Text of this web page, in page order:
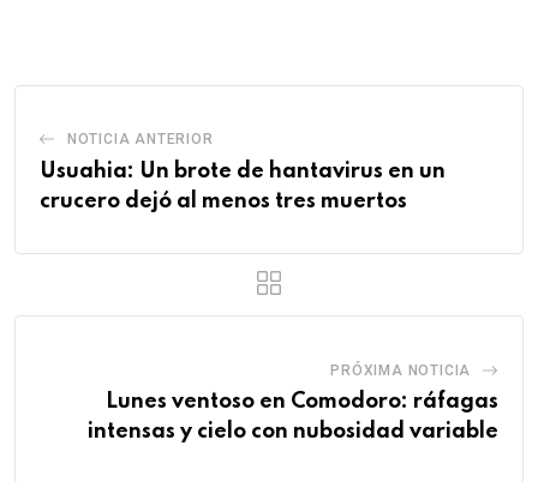
NOTICIA ANTERIOR
Usuahia: Un brote de hantavirus en un
crucero dejó al menos tres muertos
PRÓXIMA NOTICIA
Lunes ventoso en Comodoro: ráfagas
intensas y cielo con nubosidad variable